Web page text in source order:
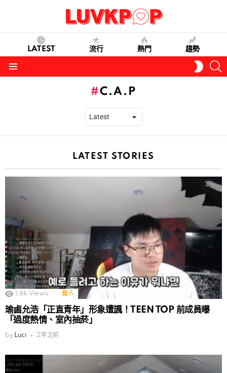
LATEST 流行 熱門 趨勢
SKIN
C.A.P
LATEST STORIES
1.6k Views 藝人
瑜鹵允浩「正直青年」形象遭諷！TEEN TOP 前成員曝
「過度熱情、室內抽菸」
by Luci 2年之前